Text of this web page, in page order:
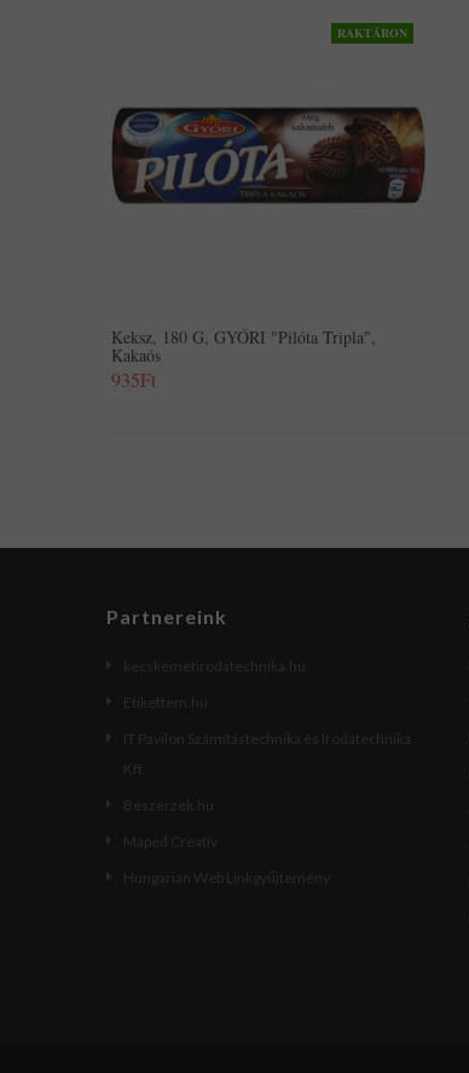
RAKTÁRON
Keksz, 180 G, GYŐRI "Pilóta Tripla",
Kakaós
935Ft
Partnereink
kecskemetirodatechnika.hu
Etikettem.hu
IT Pavilon Számítástechnika és Irodatechnika
Kft.
Beszerzek.hu
Maped Creativ
Hungarian Web Linkgyűjtemény